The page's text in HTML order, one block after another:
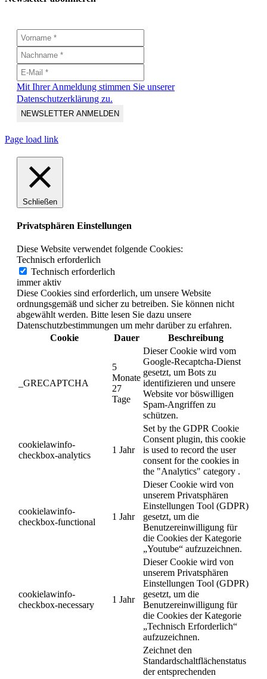
Mit Ihrer Anmeldung stimmen Sie unserer
Datenschutzerklärung zu.
Page load link
Schließen
Privatsphären Einstellungen
Diese Website verwendet folgende Cookies:
Technisch erforderlich
Technisch erforderlich
immer aktiv
Diese Cookies sind erforderlich, um unsere Website
ordnungsgemäß und sicher zu betreiben. Sie können nicht
abgewählt werden. Bitte lesen Sie dazu unsere
Datenschutzbestimmungen um mehr darüber zu erfahren.
Cookie
Dauer Beschreibung
_GRECAPTCHA
5
Monate
27
Tage
Dieser Cookie wird vom
Google-Recaptcha-Dienst
gesetzt, um Bots zu
identifizieren und unsere
Website vor böswilligen
Spam-Angriffen zu
schützen.
cookielawinfo-
checkbox-analytics
1 Jahr
Set by the GDPR Cookie
Consent plugin, this cookie
is used to record the user
consent for the cookies in
the "Analytics" category .
cookielawinfo-
checkbox-functional
1 Jahr
Dieser Cookie wird von
unserem Privatsphären
Einstellungen Tool (GDPR)
gesetzt, um die
Benutzereinwilligung für
die Cookies der Kategorie
„Youtube“ aufzuzeichnen.
cookielawinfo-
checkbox-necessary
1 Jahr
Dieser Cookie wird von
unserem Privatsphären
Einstellungen Tool (GDPR)
gesetzt, um die
Benutzereinwilligung für
die Cookies der Kategorie
„Technisch Erforderlich“
aufzuzeichnen.
Zeichnet den
Standardschaltflächenstatus
der entsprechenden